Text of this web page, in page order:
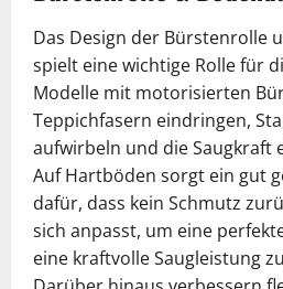
Das Design der Bürstenrolle
spielt eine wichtige Rolle für
Modelle mit motorisierten
Teppichfasern eindringen,
aufwirbeln und die Saugkraft
Auf Hartböden sorgt ein gut
dafür, dass kein Schmutz
sich anpasst, um eine
eine kraftvolle Saugleistung